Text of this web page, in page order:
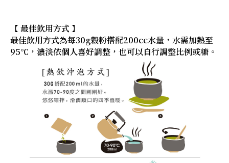
【 最佳飲用方式 】
最佳飲用方式為每30g穀粉搭配200cc水量，水需加熱至
95℃，濃淡依個人喜好調整，也可以自行調整比例或糖。